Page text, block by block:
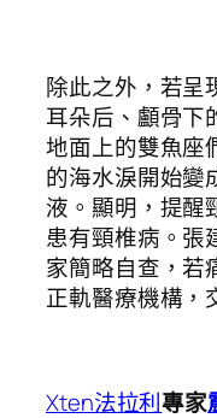
除此之外，若呈
耳朵后、顱骨下
地面上的雙魚座
的海水淚開始變
液。顯明，提醒
患有頸椎病。張
家簡略自查，若
正軌醫療機構，
Xten法拉利專家